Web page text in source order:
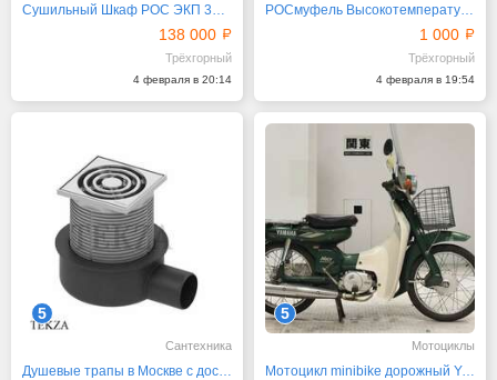
Сушильный Шкаф РОС ЭКП 380В 300л 9кВт 300С
138 000
Трёхгорный
4 февраля в 20:14
РОСмуфель Высокотемпературные Муфельные печи
1 000
Трёхгорный
4 февраля в 19:54
5
Сантехника
Душевые трапы в Москве с доставкой по России
5
Мотоциклы
Мотоцикл minibike дорожный Yamaha Mate 50 рама UA04J